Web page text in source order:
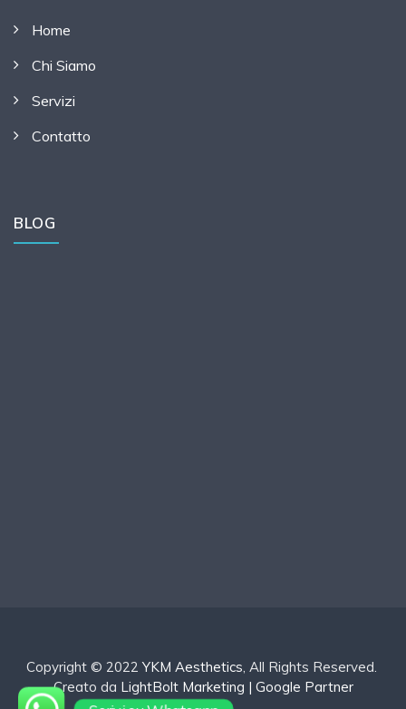
Home
Chi Siamo
Servizi
Contatto
BLOG
Copyright © 2022YKM Aesthetics , All Rights Reserved.
Creato da LightBolt Marketing | Google Partner